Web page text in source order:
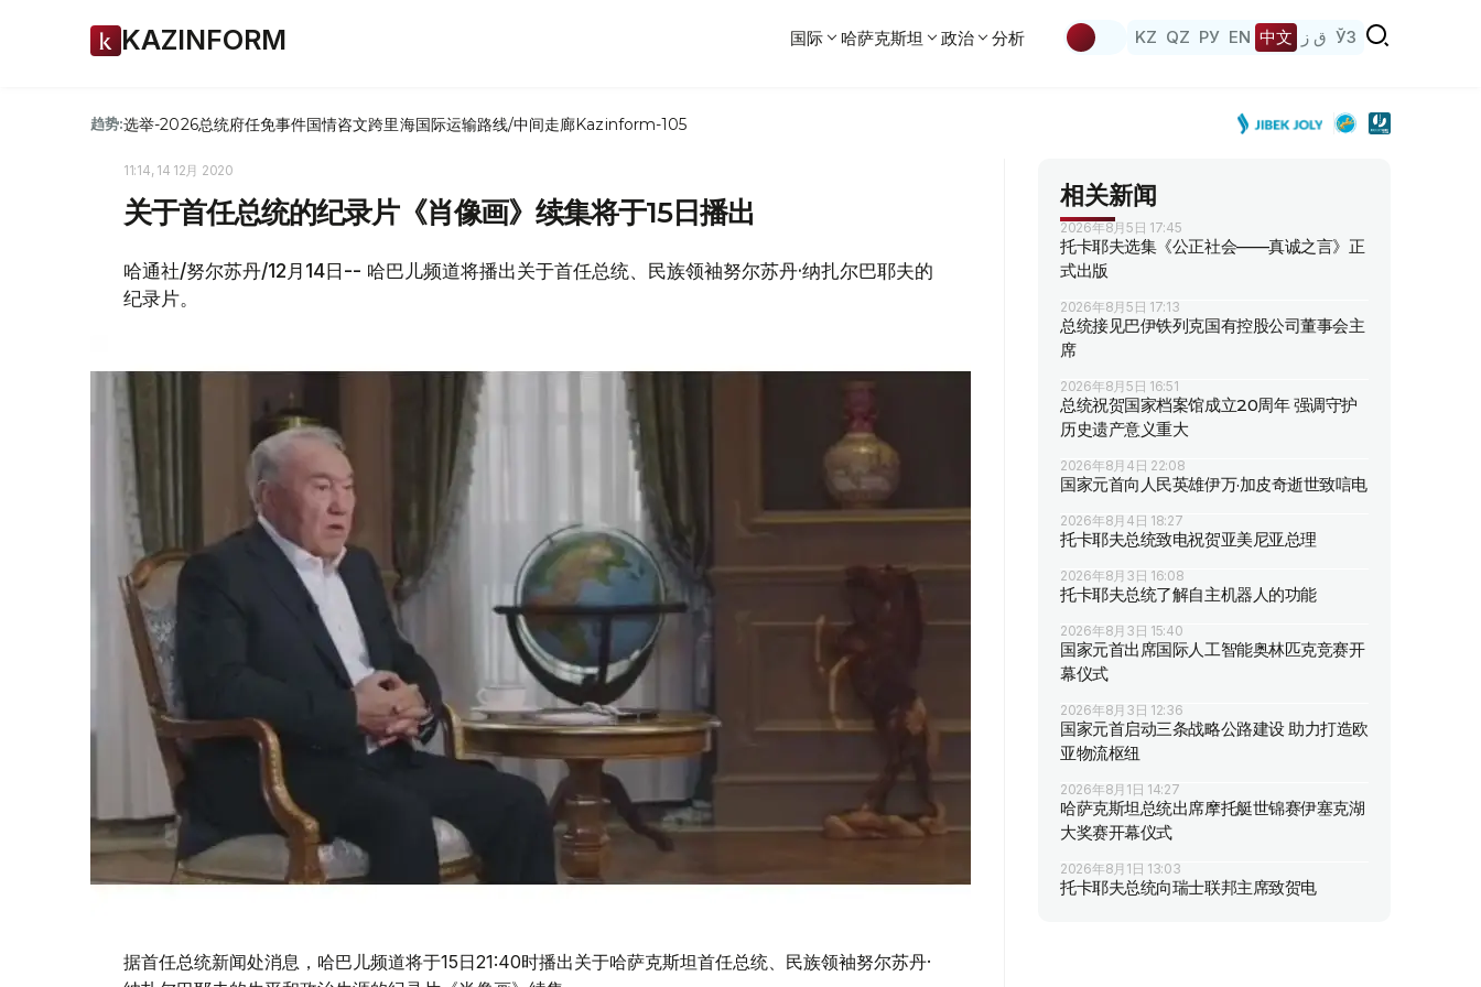
KAZINFORM 国际 哈萨克斯坦 政治 分析 KZ QZ РУ EN 中文 ق ز ЎЗ
趋势:选举-2026总统府任免事件国情咨文跨里海国际运输路线/中间走廊Kazinform-105
11:14, 14 12月 2020
关于首任总统的纪录片《肖像画》续集将于15日播出
哈通社/努尔苏丹/12月14日-- 哈巴儿频道将播出关于首任总统、民族领袖努尔苏丹·纳扎尔巴耶夫的
纪录片。
据首任总统新闻处消息，哈巴儿频道将于15日21:40时播出关于哈萨克斯坦首任总统、民族领袖努尔苏丹·
相关新闻
2026年8月5日 17:45
托卡耶夫选集《公正社会——真诚之言》正
式出版
2026年8月5日 17:13
总统接见巴伊铁列克国有控股公司董事会主
席
2026年8月5日 16:51
总统祝贺国家档案馆成立20周年 强调守护
历史遗产意义重大
2026年8月4日 22:08
国家元首向人民英雄伊万·加皮奇逝世致唁电
2026年8月4日 18:27
托卡耶夫总统致电祝贺亚美尼亚总理
2026年8月3日 16:08
托卡耶夫总统了解自主机器人的功能
2026年8月3日 15:40
国家元首出席国际人工智能奥林匹克竞赛开
幕仪式
2026年8月3日 12:36
国家元首启动三条战略公路建设 助力打造欧
亚物流枢纽
2026年8月1日 14:27
哈萨克斯坦总统出席摩托艇世锦赛伊塞克湖
大奖赛开幕仪式
2026年8月1日 13:03
托卡耶夫总统向瑞士联邦主席致贺电